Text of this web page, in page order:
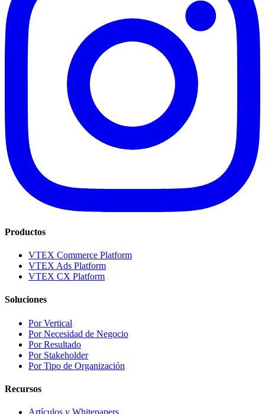
Productos
VTEX Commerce Platform
VTEX Ads Platform
VTEX CX Platform
Soluciones
Por Vertical
Por Necesidad de Negocio
Por Resultado
Por Stakeholder
Por Tipo de Organización
Recursos